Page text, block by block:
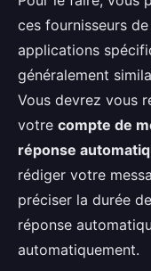
ces fournisseurs
applications
généralement
Vous devrez vous
votre compte de
réponse
rédiger votre
préciser la durée
réponse
automatiquement.